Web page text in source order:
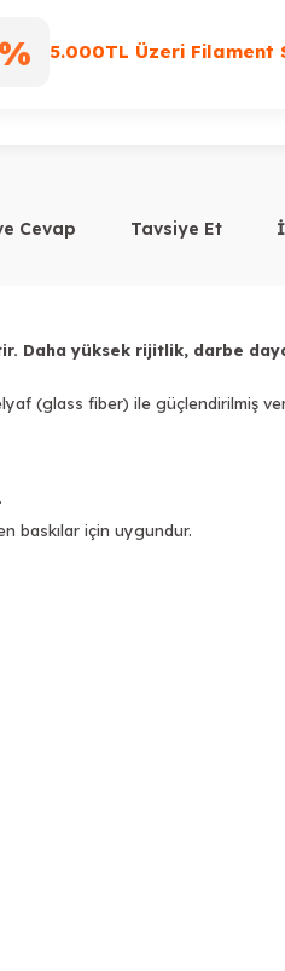
% 5.000TL Üzeri Filament
Cevap Tavsiye Et
Daha yüksek rijitlik, darbe
(glass fiber) ile güçlendirilmiş
baskılar için uygundur.